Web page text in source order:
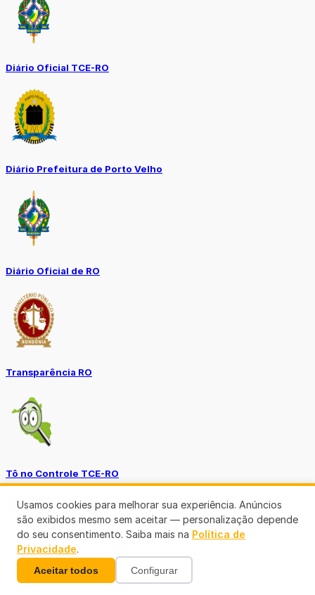
Diário Oficial TCE-RO
Diário Prefeitura de Porto Velho
Diário Oficial de RO
Transparência RO
Tô no Controle TCE-RO
Ver mais
Usamos cookies para melhorar sua experiência. Anúncios
são exibidos mesmo sem aceitar — personalização depende
do seu consentimento. Saiba mais na Política de
Privacidade.
Aceitar todos Configurar